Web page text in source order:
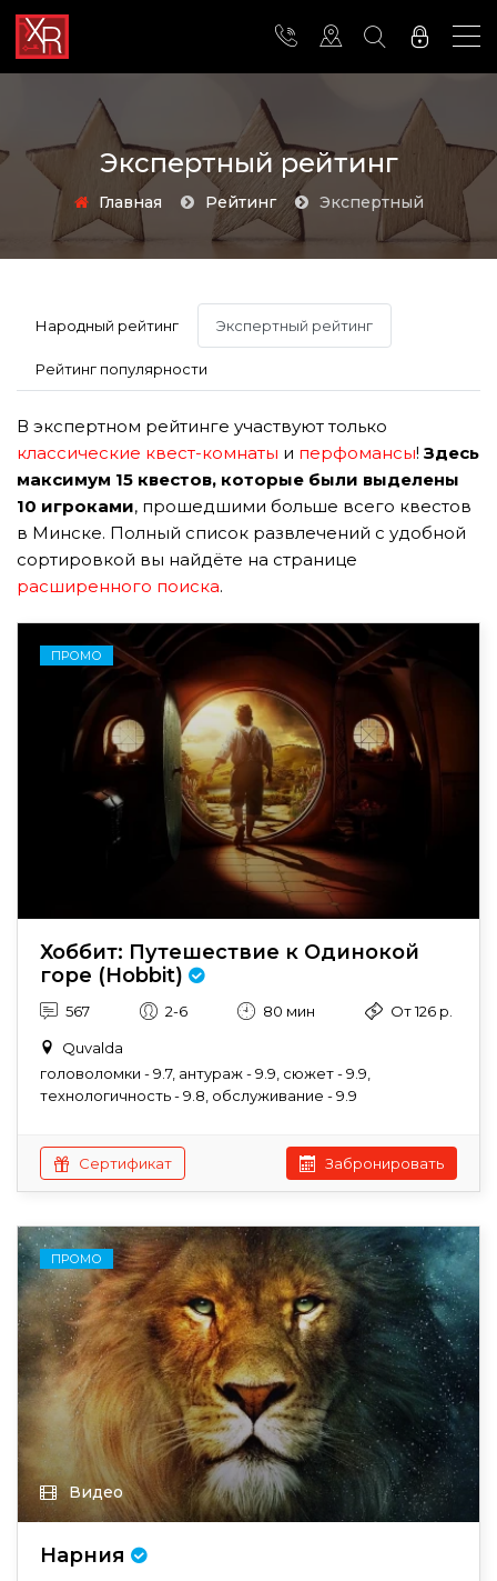
Экспертный рейтинг
Главная Рейтинг Экспертный
Народный рейтинг Экспертный рейтинг
Рейтинг популярности
В экспертном рейтинге участвуют только
классические квест-комнаты и перфомансы! Здесь
максимум 15 квестов, которые были выделены
10 игроками, прошедшими больше всего квестов
в Минске. Полный список развлечений с удобной
сортировкой вы найдёте на странице
расширенного поиска.
ПРОМО
Хоббит: Путешествие к Одинокой
горе (Hobbit)
567 2-6 80 мин От 126 р.
Quvalda
головоломки - 9.7, антураж - 9.9, сюжет - 9.9,
технологичность - 9.8, обслуживание - 9.9
Сертификат Забронировать
ПРОМО
Видео
Нарния